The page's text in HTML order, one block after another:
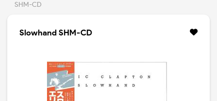
SHM-CD
Slowhand SHM-CD